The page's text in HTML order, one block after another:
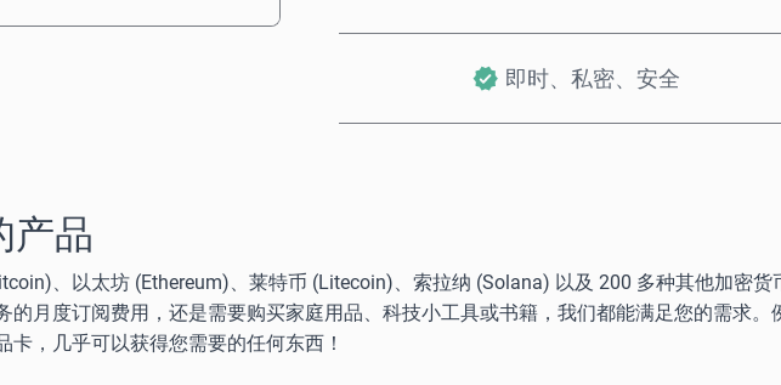
即时、私密、安全
产品
、以太坊 (Ethereum)、莱特币 (Litecoin)、索拉纳 (Solana) 以及 200 多种其他加密货
月度订阅费用，还是需要购买家庭用品、科技小工具或书籍，我们都能满足您的需求。
，几乎可以获得您需要的任何东西！